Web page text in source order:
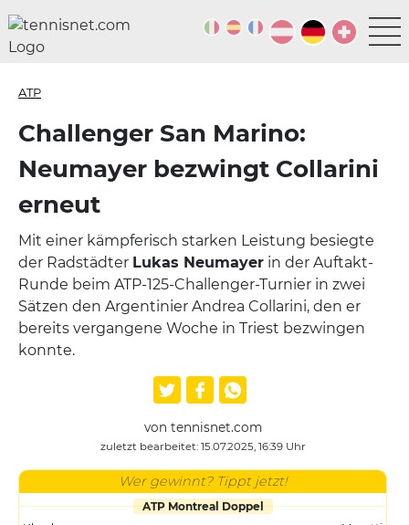
ATP
Challenger San Marino:
Neumayer bezwingt Collarini
erneut
Mit einer kämpferisch starken Leistung besiegte
der Radstädter Lukas Neumayer in der Auftakt-
Runde beim ATP-125-Challenger-Turnier in zwei
Sätzen den Argentinier Andrea Collarini, den er
bereits vergangene Woche in Triest bezwingen
konnte.
von tennisnet.com
zuletzt bearbeitet: 15.07.2025, 16:39 Uhr
Wer gewinnt? Tippt jetzt!
ATP Montreal Doppel